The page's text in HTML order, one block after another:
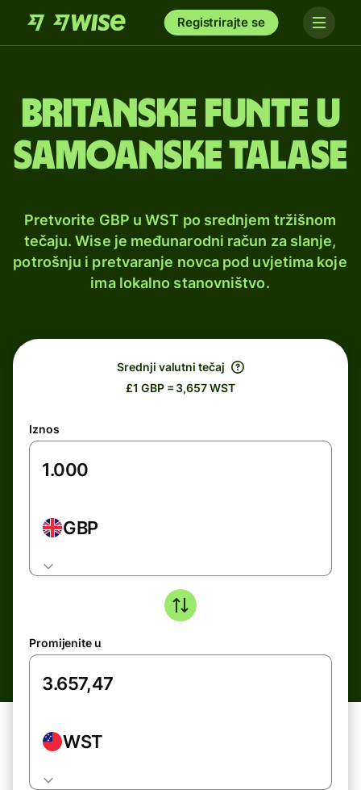
Registrirajte se
Britanske funte u
samoanske talase
Pretvorite GBP u WST po srednjem tržišnom
tečaju. Wise je međunarodni račun za slanje,
potrošnju i pretvaranje novca pod uvjetima koje
ima lokalno stanovništvo.
Srednji valutni tečaj
£1 GBP = 3,657 WST
Iznos
GBP
Promijenite u
WST